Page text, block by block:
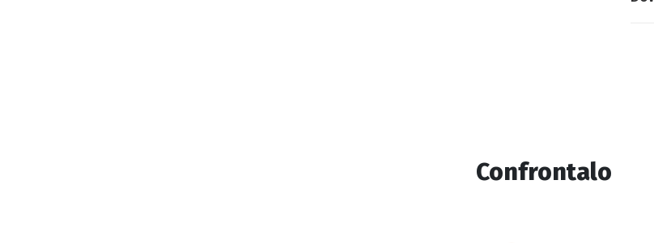
Confrontalo